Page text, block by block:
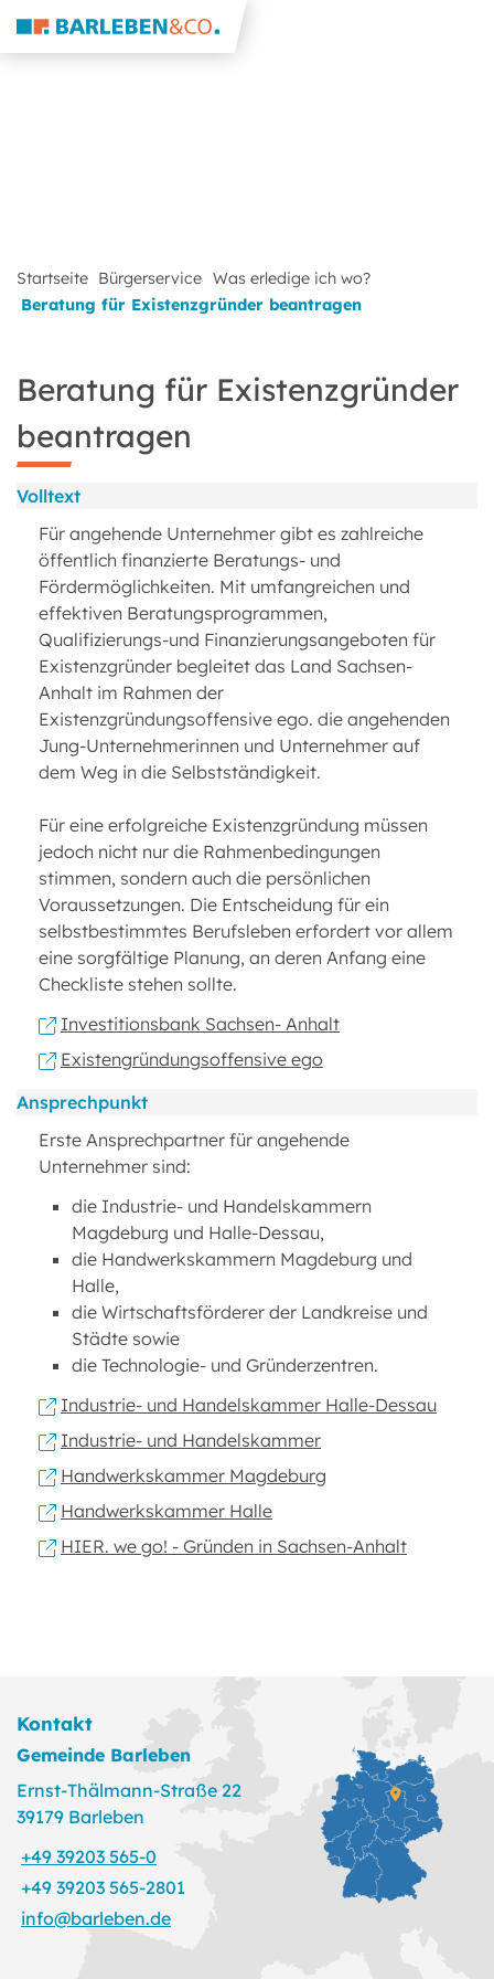
Startseite Bürgerservice Was erledige ich wo?
Beratung für Existenzgründer beantragen
Beratung für Existenzgründer
beantragen
Volltext
Für angehende Unternehmer gibt es zahlreiche
öffentlich finanzierte Beratungs- und
Fördermöglichkeiten. Mit umfangreichen und
effektiven Beratungsprogrammen,
Qualifizierungs-und Finanzierungsangeboten für
Existenzgründer begleitet das Land Sachsen-
Anhalt im Rahmen der
Existenzgründungsoffensive ego. die angehenden
Jung-Unternehmerinnen und Unternehmer auf
dem Weg in die Selbstständigkeit.
Für eine erfolgreiche Existenzgründung müssen
jedoch nicht nur die Rahmenbedingungen
stimmen, sondern auch die persönlichen
Voraussetzungen. Die Entscheidung für ein
selbstbestimmtes Berufsleben erfordert vor allem
eine sorgfältige Planung, an deren Anfang eine
Checkliste stehen sollte.
Investitionsbank Sachsen- Anhalt
Existengründungsoffensive ego
Ansprechpunkt
Erste Ansprechpartner für angehende
Unternehmer sind:
die Industrie- und Handelskammern
Magdeburg und Halle-Dessau,
die Handwerkskammern Magdeburg und
Halle,
die Wirtschaftsförderer der Landkreise und
Städte sowie
die Technologie- und Gründerzentren.
Industrie- und Handelskammer Halle-Dessau
Industrie- und Handelskammer
Handwerkskammer Magdeburg
Handwerkskammer Halle
HIER. we go! - Gründen in Sachsen-Anhalt
Kontakt
Gemeinde Barleben
Ernst-Thälmann-Straße 22
39179 Barleben
+49 39203 565-0
+49 39203 565-2801
info@barleben.de